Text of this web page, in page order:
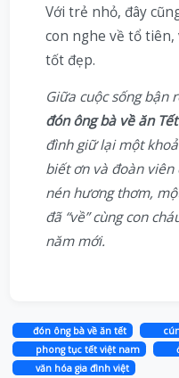
Với trẻ nhỏ, đây
con nghe về tổ
tốt đẹp.
Giữa cuộc sống bận
đón ông bà về ăn Tết
đình giữ lại một
biết ơn và đoàn viên
nén hương thơm,
đã “về” cùng con
năm mới.
đón ông bà về ăn tết
phong tục tết việt nam
văn hóa gia đình việt